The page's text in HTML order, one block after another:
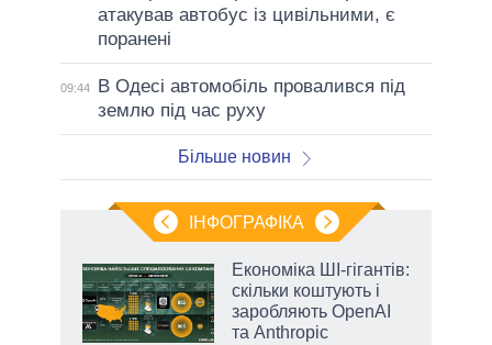
атакував автобус із цивільними, є
поранені
09:44
В Одесі автомобіль провалився під
землю під час руху
Більше новин
ІНФОГРАФІКА
Економіка ШІ-гігантів:
скільки коштують і
заробляють OpenAI
та Anthropic